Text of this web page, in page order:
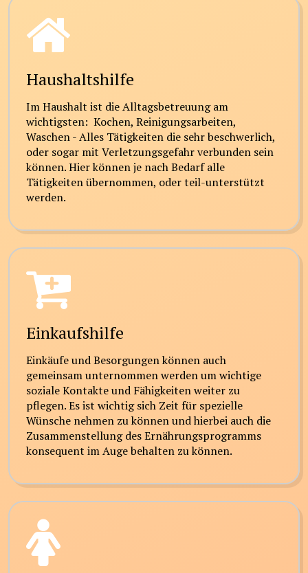
Haushaltshilfe
Im Haushalt ist die Alltagsbetreuung am
wichtigsten: Kochen, Reinigungsarbeiten,
Waschen - Alles Tätigkeiten die sehr beschwerlich,
oder sogar mit Verletzungsgefahr verbunden sein
können. Hier können je nach Bedarf alle
Tätigkeiten übernommen, oder teil-unterstützt
werden.
Einkaufshilfe
Einkäufe und Besorgungen können auch
gemeinsam unternommen werden um wichtige
soziale Kontakte und Fähigkeiten weiter zu
pflegen. Es ist wichtig sich Zeit für spezielle
Wünsche nehmen zu können und hierbei auch die
Zusammenstellung des Ernährungsprogramms
konsequent im Auge behalten zu können.